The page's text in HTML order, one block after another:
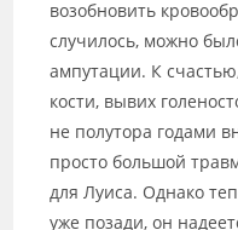
возобновить
случилось, можно
ампутации. К
кости, вывих
не полутора годами
просто большой
для Луиса. Однако
уже позади, он